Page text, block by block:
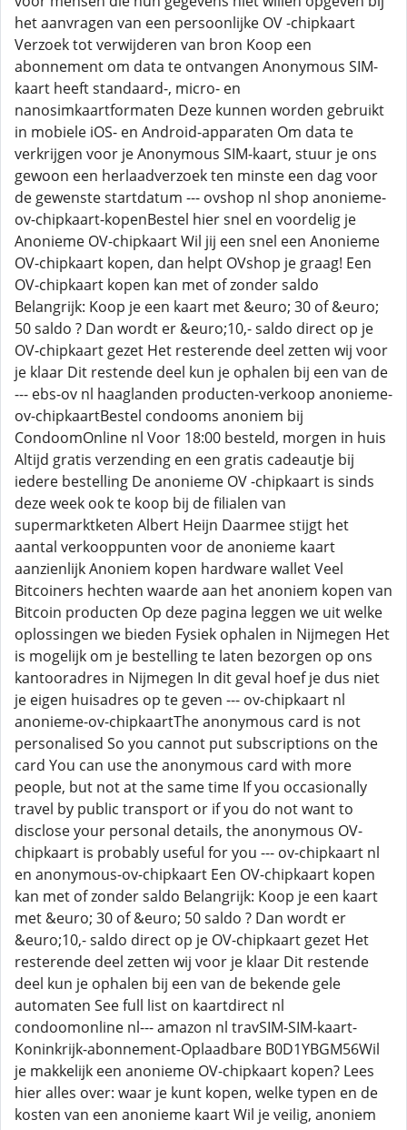
het aanvragen van een persoonlijke OV -chipkaart
Verzoek tot verwijderen van bron Koop een
abonnement om data te ontvangen Anonymous SIM-
kaart heeft standaard-, micro- en
nanosimkaartformaten Deze kunnen worden gebruikt
in mobiele iOS- en Android-apparaten Om data te
verkrijgen voor je Anonymous SIM-kaart, stuur je ons
gewoon een herlaadverzoek ten minste een dag voor
de gewenste startdatum --- ovshop nl shop anonieme-
ov-chipkaart-kopenBestel hier snel en voordelig je
Anonieme OV-chipkaart Wil jij een snel een Anonieme
OV-chipkaart kopen, dan helpt OVshop je graag! Een
OV-chipkaart kopen kan met of zonder saldo
Belangrijk: Koop je een kaart met &euro; 30 of &euro;
50 saldo ? Dan wordt er &euro;10,- saldo direct op je
OV-chipkaart gezet Het resterende deel zetten wij voor
je klaar Dit restende deel kun je ophalen bij een van de
--- ebs-ov nl haaglanden producten-verkoop anonieme-
ov-chipkaartBestel condooms anoniem bij
CondoomOnline nl Voor 18:00 besteld, morgen in huis
Altijd gratis verzending en een gratis cadeautje bij
iedere bestelling De anonieme OV -chipkaart is sinds
deze week ook te koop bij de filialen van
supermarktketen Albert Heijn Daarmee stijgt het
aantal verkooppunten voor de anonieme kaart
aanzienlijk Anoniem kopen hardware wallet Veel
Bitcoiners hechten waarde aan het anoniem kopen van
Bitcoin producten Op deze pagina leggen we uit welke
oplossingen we bieden Fysiek ophalen in Nijmegen Het
is mogelijk om je bestelling te laten bezorgen op ons
kantooradres in Nijmegen In dit geval hoef je dus niet
je eigen huisadres op te geven --- ov-chipkaart nl
anonieme-ov-chipkaartThe anonymous card is not
personalised So you cannot put subscriptions on the
card You can use the anonymous card with more
people, but not at the same time If you occasionally
travel by public transport or if you do not want to
disclose your personal details, the anonymous OV-
chipkaart is probably useful for you --- ov-chipkaart nl
en anonymous-ov-chipkaart Een OV-chipkaart kopen
kan met of zonder saldo Belangrijk: Koop je een kaart
met &euro; 30 of &euro; 50 saldo ? Dan wordt er
&euro;10,- saldo direct op je OV-chipkaart gezet Het
resterende deel zetten wij voor je klaar Dit restende
deel kun je ophalen bij een van de bekende gele
automaten See full list on kaartdirect nl
condoomonline nl--- amazon nl travSIM-SIM-kaart-
Koninkrijk-abonnement-Oplaadbare B0D1YBGM56Wil
je makkelijk een anonieme OV-chipkaart kopen? Lees
hier alles over: waar je kunt kopen, welke typen en de
kosten van een anonieme kaart Wil je veilig, anoniem